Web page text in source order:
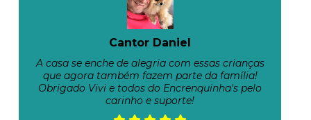
Cantor Daniel
A casa se enche de alegria com essas crianças
que agora também fazem parte da família!
Obrigado Vivi e todos do Encrenquinha's pelo
carinho e suporte!